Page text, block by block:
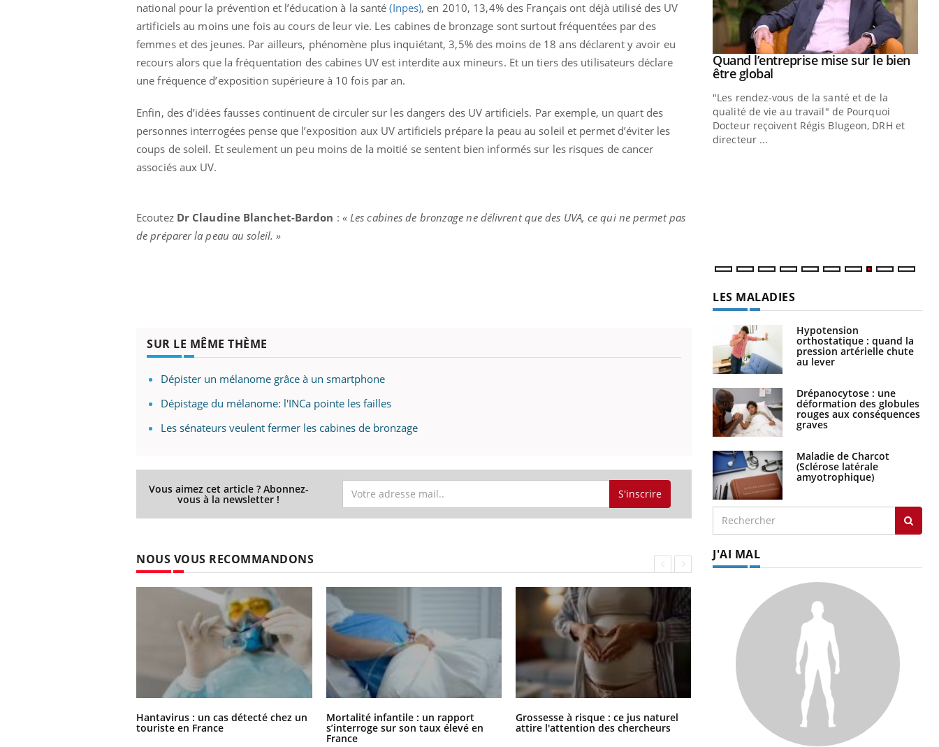
national pour la prévention et l’éducation à la santé (Inpes), en 2010, 13,4% des Français ont déjà utilisé des UV
artificiels au moins une fois au cours de leur vie. Les cabines de bronzage sont surtout fréquentées par des
femmes et des jeunes. Par ailleurs, phénomène plus inquiétant, 3,5% des moins de 18 ans déclarent y avoir eu
recours alors que la fréquentation des cabines UV est interdite aux mineurs. Et un tiers des utilisateurs déclare
une fréquence d’exposition supérieure à 10 fois par an.
Enfin, des d’idées fausses continuent de circuler sur les dangers des UV artificiels. Par exemple, un quart des
personnes interrogées pense que l’exposition aux UV artificiels prépare la peau au soleil et permet d’éviter les
coups de soleil. Et seulement un peu moins de la moitié se sentent bien informés sur les risques de cancer
associés aux UV.
Ecoutez Dr Claudine Blanchet-Bardon : « Les cabines de bronzage ne délivrent que des UVA, ce qui ne permet pas
de préparer la peau au soleil. »
SUR LE MÊME THÈME
Dépister un mélanome grâce à un smartphone
Dépistage du mélanome: l'INCa pointe les failles
Les sénateurs veulent fermer les cabines de bronzage
Vous aimez cet article ? Abonnez-
vous à la newsletter ! S'inscrire
NOUS VOUS RECOMMANDONS
Hantavirus : un cas détecté chez un
touriste en France
Mortalité infantile : un rapport
s’interroge sur son taux élevé en
France
Grossesse à risque : ce jus naturel
attire l'attention des chercheurs
Comment oublier les écrans en
vacances ?
Diabète & Ramadan 2026Youtube
Le Ramadan approche, et, pour de
diabète, c'est une période de questions, de
défis, mais ...
Youtube
Un « jumeau numérique » pour
faciliter l’accès à la médecine
préventiveYoutube
Un établissement lié à un groupe
mutualiste innove en matière de bilan de
santé : l'utilisation d'un « jumeau
numérique » permet ...
Youtube
COUP DE FOOD sur le diabèteYoutube
bouscule les idées reçues ! Dans cet
épisode, une ...
Youtube
Quand l’entreprise mise sur le bien
être globalYoutube
"Les rendez-vous de la santé et de la
qualité de vie au travail" de Pourquoi
Docteur reçoivent Régis Blugeon, DRH et
directeur ...
LES MALADIES
Hypotension
orthostatique : quand la
pression artérielle chute
au lever
Drépanocytose : une
déformation des globules
rouges aux conséquences
graves
Maladie de Charcot
(Sclérose latérale
amyotrophique)
J'AI MAL